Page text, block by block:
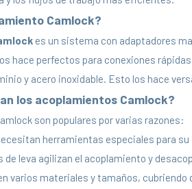
Camlock?
es un sistema con adaptadores
hace perfectos para conexiones
y acero inoxidable. Esto los hace
los acoplamientos Camlock?
son populares por varias razones:
herramientas especiales para su
de leva agilizan el acoplamiento y
varios materiales y tamaños, cubriendo